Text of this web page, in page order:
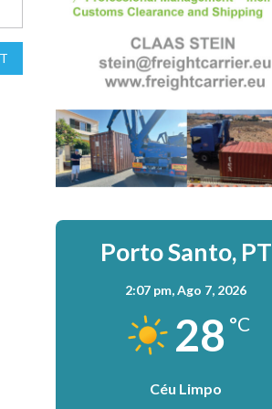
Porto Santo, PT
2:07 pm,Ago 7, 2026
28 °C
Céu Limpo